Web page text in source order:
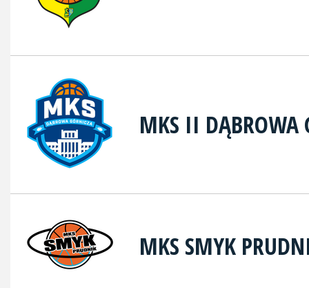
MKS II DĄBROWA
MKS SMYK